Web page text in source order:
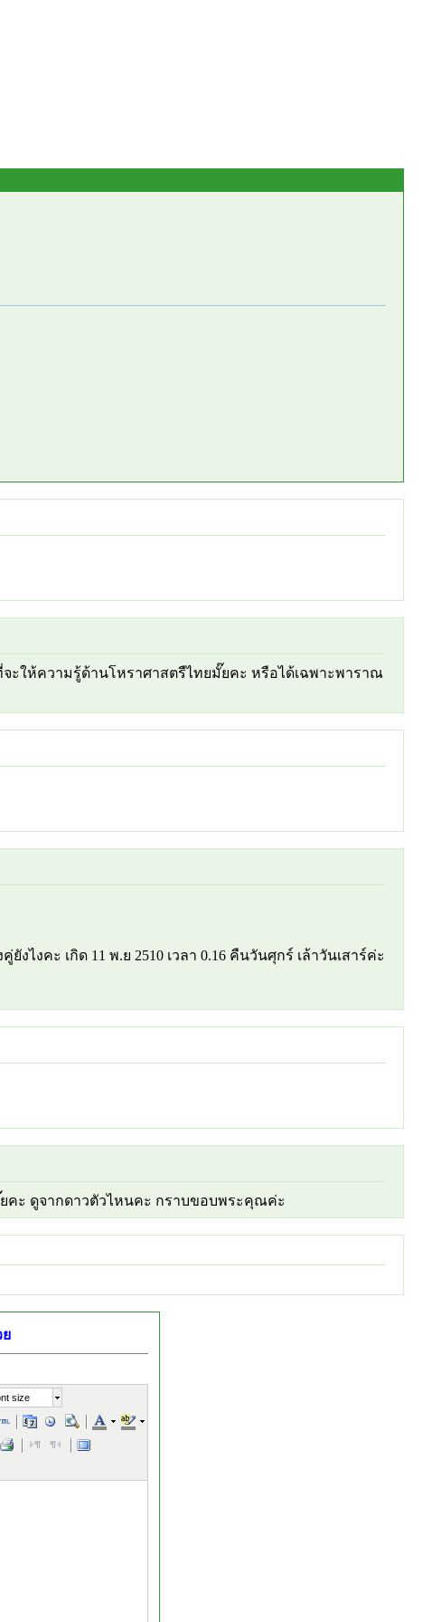
จะให้ความรู้ด้านโหราศาสตรืไทยมั๊ยคะ หรือได้เฉพาะพาราณ
งคะ เกิด 11 พ.ย 2510 เวลา 0.16 คืนวันศุกร์ เล้าวันเสาร์ค่ะ
คะ ดูจากดาวตัวไหนคะ กราบขอบพระคุณค่ะ
size